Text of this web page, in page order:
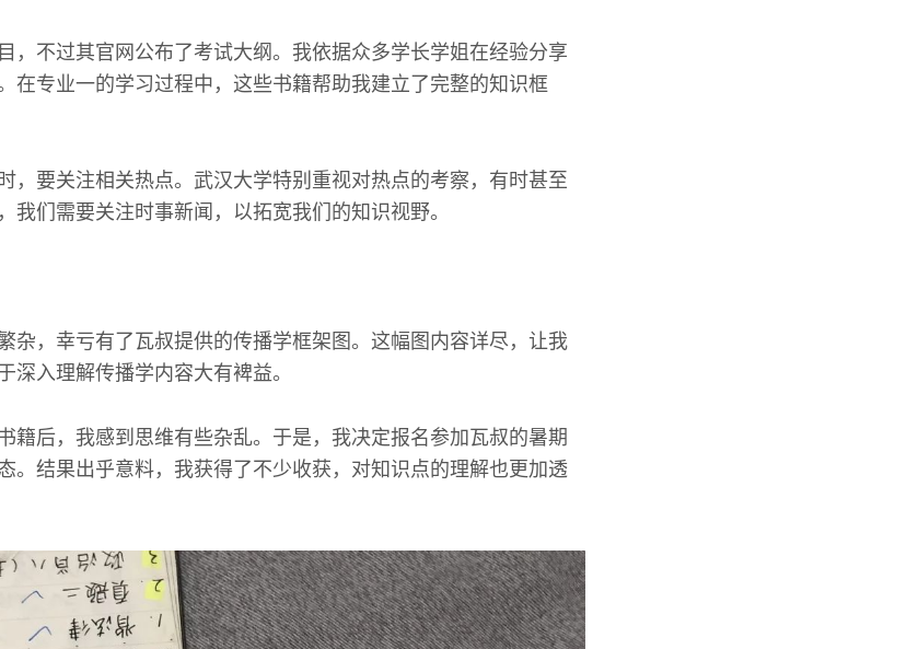
，不过其官网公布了考试大纲。我依据众多学长学姐在经验分享
在专业一的学习过程中，这些书籍帮助我建立了完整的知识框
，要关注相关热点。武汉大学特别重视对热点的考察，有时甚至
我们需要关注时事新闻，以拓宽我们的知识视野。
杂，幸亏有了瓦叔提供的传播学框架图。这幅图内容详尽，让我
深入理解传播学内容大有裨益。
籍后，我感到思维有些杂乱。于是，我决定报名参加瓦叔的暑期
。结果出乎意料，我获得了不少收获，对知识点的理解也更加透